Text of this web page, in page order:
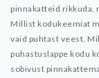
pinnakatteid rikkuda,
Millist kodukeemiat
vaid puhtast veest.
puhastuslappe kodu
sobivust